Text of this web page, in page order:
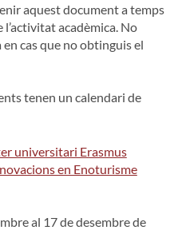
aquest document a temps
acadèmica. No
cas que no obtinguis el
tenen un calendari de
universitari Erasmus
en Enoturisme
al 17 de desembre de